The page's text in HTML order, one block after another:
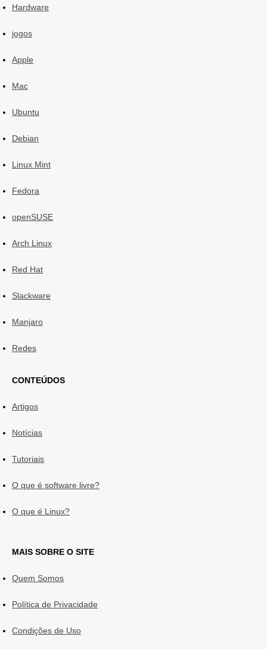
Hardware
jogos
Apple
Mac
Ubuntu
Debian
Linux Mint
Fedora
openSUSE
Arch Linux
Red Hat
Slackware
Manjaro
Redes
CONTEÚDOS
Artigos
Notícias
Tutoriais
O que é software livre?
O que é Linux?
MAIS SOBRE O SITE
Quem Somos
Política de Privacidade
Condições de Uso